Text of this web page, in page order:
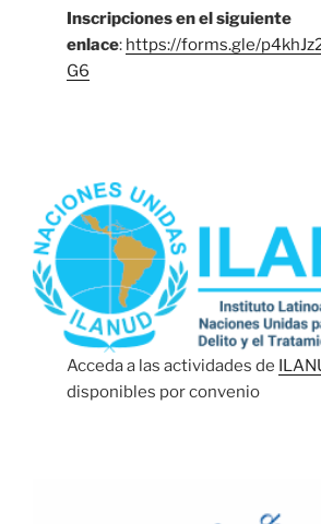
Inscripciones en el siguiente
enlace: https://forms.gle/
G6
Acceda a las actividades de
disponibles por convenio